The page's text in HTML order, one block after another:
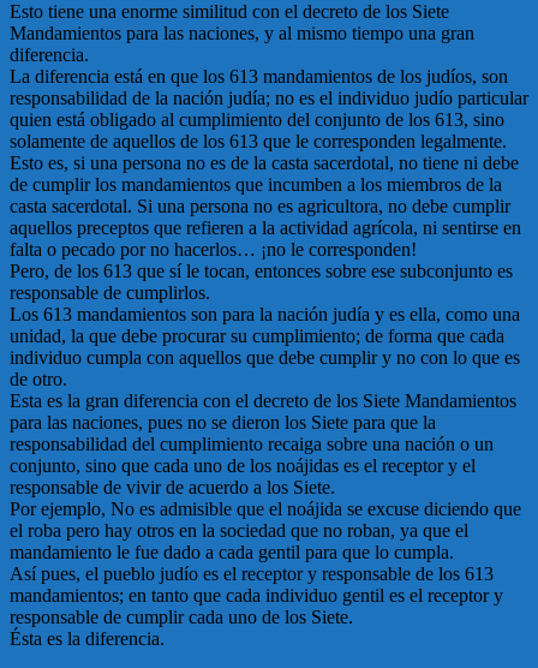
Esto tiene una enorme similitud con el decreto de los Siete
Mandamientos para las naciones, y al mismo tiempo una gran
diferencia.
La diferencia está en que los 613 mandamientos de los judíos, son
responsabilidad de la nación judía; no es el individuo judío particular
quien está obligado al cumplimiento del conjunto de los 613, sino
solamente de aquellos de los 613 que le corresponden legalmente.
Esto es, si una persona no es de la casta sacerdotal, no tiene ni debe
de cumplir los mandamientos que incumben a los miembros de la
casta sacerdotal. Si una persona no es agricultora, no debe cumplir
aquellos preceptos que refieren a la actividad agrícola, ni sentirse en
falta o pecado por no hacerlos… ¡no le corresponden!
Pero, de los 613 que sí le tocan, entonces sobre ese subconjunto es
responsable de cumplirlos.
Los 613 mandamientos son para la nación judía y es ella, como una
unidad, la que debe procurar su cumplimiento; de forma que cada
individuo cumpla con aquellos que debe cumplir y no con lo que es
de otro.
Esta es la gran diferencia con el decreto de los Siete Mandamientos
para las naciones, pues no se dieron los Siete para que la
responsabilidad del cumplimiento recaiga sobre una nación o un
conjunto, sino que cada uno de los noájidas es el receptor y el
responsable de vivir de acuerdo a los Siete.
Por ejemplo, No es admisible que el noájida se excuse diciendo que
el roba pero hay otros en la sociedad que no roban, ya que el
mandamiento le fue dado a cada gentil para que lo cumpla.
Así pues, el pueblo judío es el receptor y responsable de los 613
mandamientos; en tanto que cada individuo gentil es el receptor y
responsable de cumplir cada uno de los Siete.
Ésta es la diferencia.